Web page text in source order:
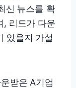
신 뉴스를 확
, 리드가 다운
있을지 가설
받은 A기업